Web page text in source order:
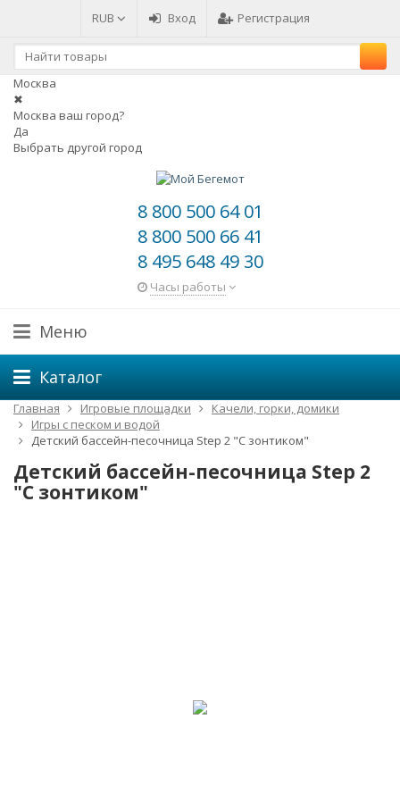
RUB Вход Регистрация
Москва
✖
Москва ваш город?
Да
Выбрать другой город
8 800 500 64 01
8 800 500 66 41
8 495 648 49 30
Часы работы
Меню
Каталог
Главная Игровые площадки
Качели, горки, домики
Игры с песком и водой
Детский бассейн-песочница Step 2 "С зонтиком"
Детский бассейн-песочница Step 2
"С зонтиком"